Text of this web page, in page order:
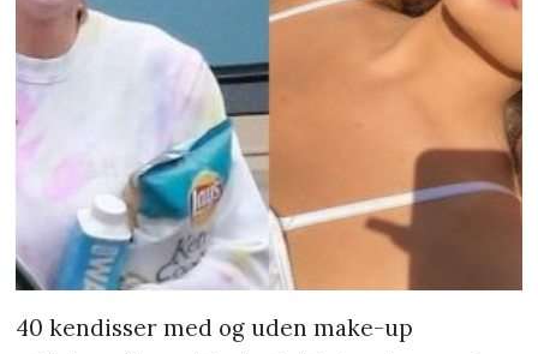
40 kendisser med og uden make-up